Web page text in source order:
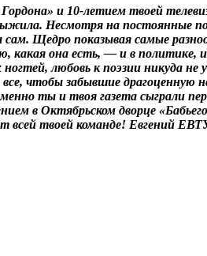
и 10-летием твоей
Несмотря на постоянные
сам. Щедро показывая самые
она есть, — и в политике, и
любовь к поэзии никуда не
чтобы забывшие драгоценную
ты и твоя газета сыграли
в Октябрьском дворце
всей твоей команде!